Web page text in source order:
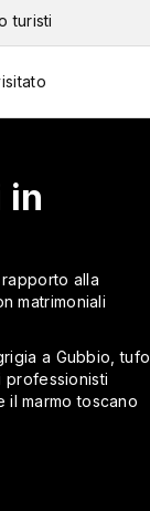
turisti
in
alla
matrimoniali
a Gubbio, tufo
il marmo toscano